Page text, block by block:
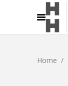
Home /